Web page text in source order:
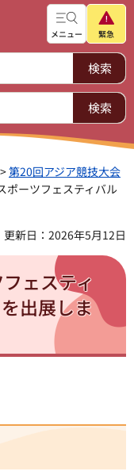
メニュー 緊急
>第20回アジア競技大会
ポーツフェスティバル
更新日：2026年5月12日
ェスティ
出展しま